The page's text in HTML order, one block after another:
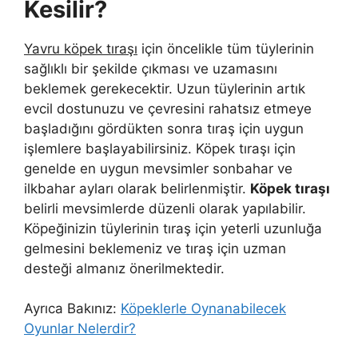
Kesilir?
Yavru köpek tıraşı için öncelikle tüm tüylerinin
sağlıklı bir şekilde çıkması ve uzamasını
beklemek gerekecektir. Uzun tüylerinin artık
evcil dostunuzu ve çevresini rahatsız etmeye
başladığını gördükten sonra tıraş için uygun
işlemlere başlayabilirsiniz. Köpek tıraşı için
genelde en uygun mevsimler sonbahar ve
ilkbahar ayları olarak belirlenmiştir. Köpek tıraşı
belirli mevsimlerde düzenli olarak yapılabilir.
Köpeğinizin tüylerinin tıraş için yeterli uzunluğa
gelmesini beklemeniz ve tıraş için uzman
desteği almanız önerilmektedir.
Ayrıca Bakınız: Köpeklerle Oynanabilecek
Oyunlar Nelerdir?